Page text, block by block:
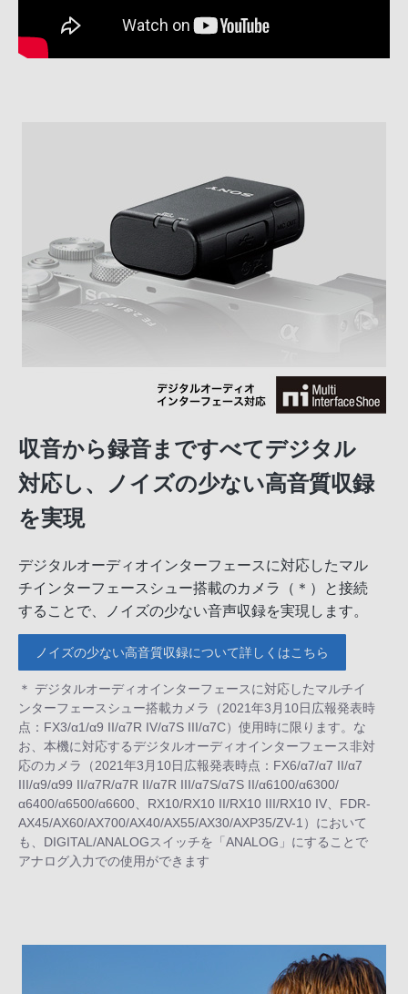
収音から録音まですべてデジタル
対応し、ノイズの少ない高音質収録
を実現
デジタルオーディオインターフェースに対応したマル
チインターフェースシュー搭載のカメラ（＊）と接続
することで、ノイズの少ない音声収録を実現します。
ノイズの少ない高音質収録について詳しくはこちら
＊ デジタルオーディオインターフェースに対応したマルチイ
ンターフェースシュー搭載カメラ（2021年3月10日広報発表時
点：FX3/α1/α9 II/α7R IV/α7S III/α7C）使用時に限ります。な
お、本機に対応するデジタルオーディオインターフェース非対
応のカメラ（2021年3月10日広報発表時点：FX6/α7/α7 II/α7
III/α9/α99 II/α7R/α7R II/α7R III/α7S/α7S II/α6100/α6300/
α6400/α6500/α6600、RX10/RX10 II/RX10 III/RX10 IV、FDR-
AX45/AX60/AX700/AX40/AX55/AX30/AXP35/ZV-1）において
も、DIGITAL/ANALOGスイッチを「ANALOG」にすることで
アナログ入力での使用ができます